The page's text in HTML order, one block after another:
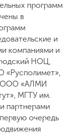
программ
в
и
компаниями и
НОЦ,
«Русполимет»,
ООО «АЛМИ
МГТУ им.
партнерами
очередь